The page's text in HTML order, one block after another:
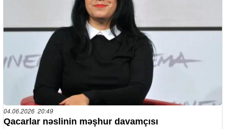
04.06.2026 20:49
Qacarlar nəslinin məşhur davamçısı